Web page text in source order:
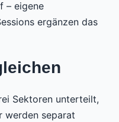
– eigene
ergänzen das
Sektoren unterteilt,
werden separat